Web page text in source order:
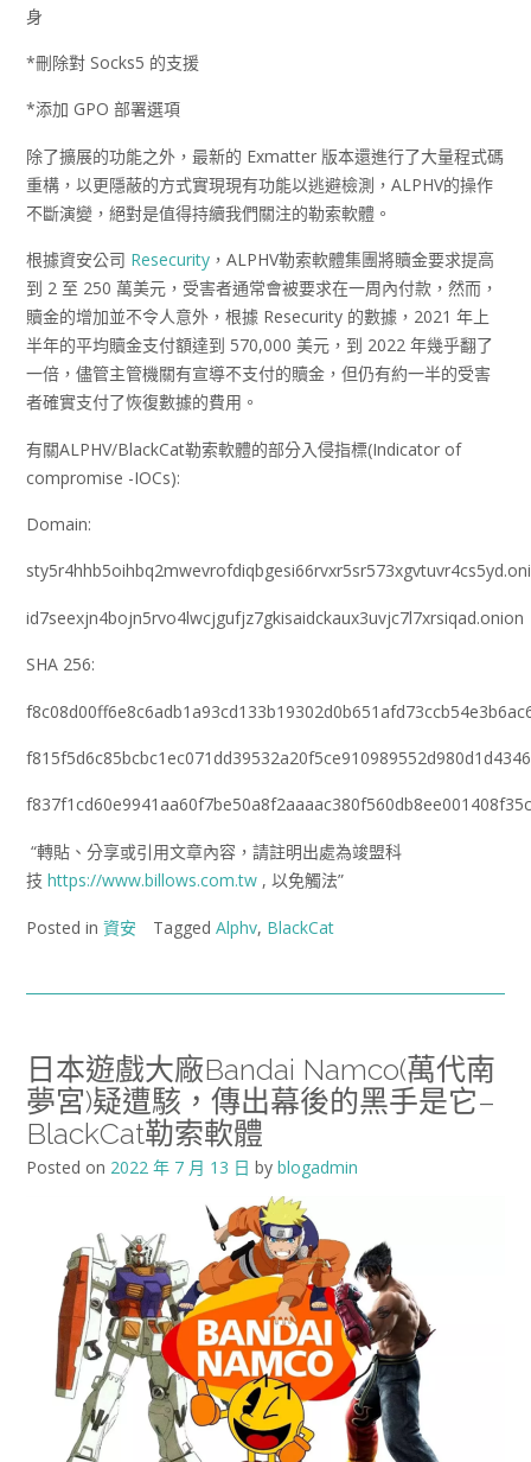
身
*刪除對 Socks5 的支援
*添加 GPO 部署選項
除了擴展的功能之外，最新的 Exmatter 版本還進行了大量程式碼
重構，以更隱蔽的方式實現現有功能以逃避檢測，ALPHV的操作
不斷演變，絕對是值得持續我們關注的勒索軟體。
根據資安公司 Resecurity ，ALPHV勒索軟體集團將贖金要求提高
到 2 至 250 萬美元，受害者通常會被要求在一周內付款，然而，
贖金的增加並不令人意外，根據 Resecurity 的數據，2021 年上
半年的平均贖金支付額達到 570,000 美元，到 2022 年幾乎翻了
一倍，儘管主管機關有宣導不支付的贖金，但仍有約一半的受害
者確實支付了恢復數據的費用。
有關ALPHV/BlackCat勒索軟體的部分入侵指標(Indicator of
compromise -IOCs):
Domain:
id7seexjn4bojn5rvo4lwcjgufjz7gkisaidckaux3uvjc7l7xrsiqad.onion
SHA 256:
“轉貼、分享或引用文章內容，請註明出處為竣盟科
技 https://www.billows.com.tw , 以免觸法”
Posted in 資安 Tagged Alphv, BlackCat
日本遊戲大廠Bandai Namco(萬代南
夢宮)疑遭駭，傳出幕後的黑手是它–
BlackCat勒索軟體
Posted on 2022 年 7 月 13 日 by blogadmin